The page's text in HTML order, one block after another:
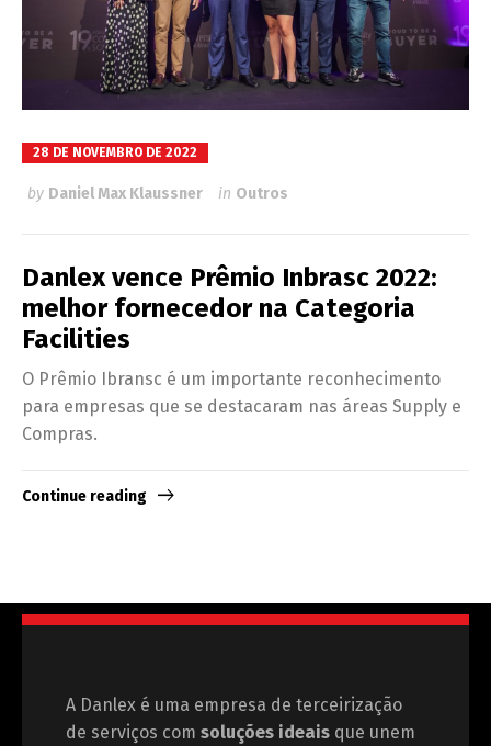
28 DE NOVEMBRO DE 2022
by Daniel Max Klaussner in Outros
Danlex vence Prêmio Inbrasc 2022:
melhor fornecedor na Categoria
Facilities
O Prêmio Ibransc é um importante reconhecimento
para empresas que se destacaram nas áreas Supply e
Compras.
Continue reading
A Danlex é uma empresa de terceirização
de serviços com soluções ideais que unem